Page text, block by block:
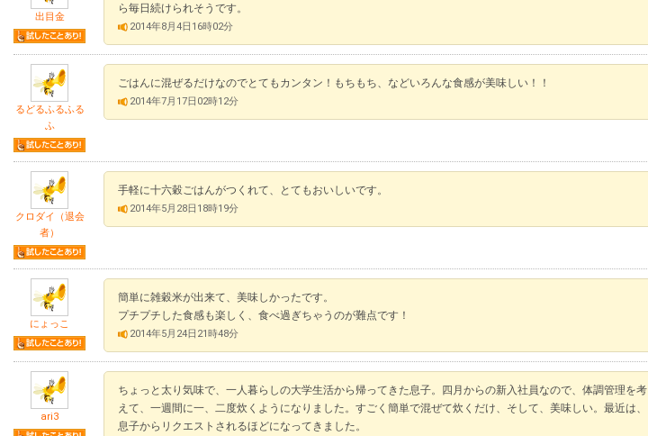
出目金
ら毎日続けられそうです。
2014年8月4日16時02分
るどるふるふる
ふ
ごはんに混ぜるだけなのでとてもカンタン！もちもち、などいろんな食感が美味しい！！
2014年7月17日02時12分
クロダイ（退会
者）
手軽に十六穀ごはんがつくれて、とてもおいしいです。
2014年5月28日18時19分
にょっこ
簡単に雑穀米が出来て、美味しかったです。
プチプチした食感も楽しく、食べ過ぎちゃうのが難点です！
2014年5月24日21時48分
ari3
ちょっと太り気味で、一人暮らしの大学生活から帰ってきた息子。四月からの新入社員なので、体調管理を考
えて、一週間に一、二度炊くようになりました。すごく簡単で混ぜて炊くだけ、そして、美味しい。最近は、
息子からリクエストされるほどになってきました。